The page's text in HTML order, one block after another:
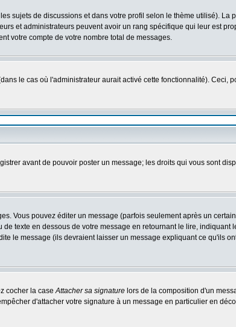
sujets de discussions et dans votre profil selon le thème utilisé). La
et administrateurs peuvent avoir un rang spécifique qui leur est
votre compte de votre nombre total de messages.
le cas où l'administrateur aurait activé cette fonctionnalité). Ceci,
avant de pouvoir poster un message; les droits qui vous sont
Vous pouvez éditer un message (parfois seulement après un
texte en dessous de votre message en retournant le lire, indiquant
le message (ils devraient laisser un message expliquant ce qu'ils
cocher la caseAttacher sa signature lors de la composition d'un
d'attacher votre signature à un message en particulier en